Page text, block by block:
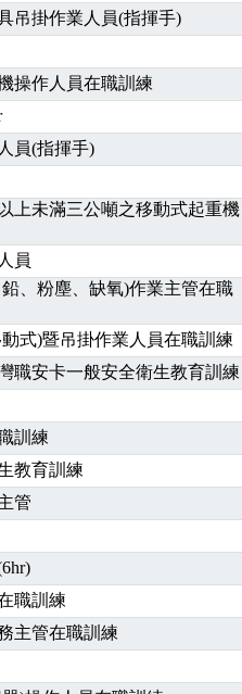
前導課程看這邊推出囉～～
課程推出公告！
麼進修自我？課程百百種選擇好
全主任」、「隧道等襯砌作業主
和核心職能系列課程資訊
年製造業危害預防職場安衛法令
颱風來襲，若遇停班停課消息 補
06/03-06/08堆高機課程，政府出
假11/12停班停課
颱風來襲，若遇停班停課消息 補
格式百百種？專業講師帶您判斷
颱風來襲，若遇停班停課消息 補
假114/07/07停班停課
前導課程看這邊推出囉～～
課程推出公告！
麼進修自我？課程百百種選擇好
全主任」、「隧道等襯砌作業主
和核心職能系列課程資訊
年製造業危害預防職場安衛法令
颱風來襲，若遇停班停課消息 補
06/03-06/08堆高機課程，政府出
員】開課囉
假11/12停班停課
颱風來襲，若遇停班停課消息 補
吊掛作業人員(指揮手)
操作人員在職訓練
員(指揮手)
上未滿三公噸之移動式起重機
員
、粉塵、缺氧)作業主管在職
式)暨吊掛作業人員在職訓練
職安卡一般安全衛生教育訓練
訓練
教育訓練
管
職訓練
主管在職訓練